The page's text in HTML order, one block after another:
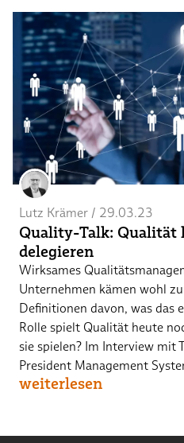
Lutz Krämer / 29.03.23
Quality-Talk: Qualität
delegieren
Wirksames
Unternehmen kämen wohl
Definitionen davon, was das
Rolle spielt Qualität heute
sie spielen? Im Interview mit
President Management
weiterlesen